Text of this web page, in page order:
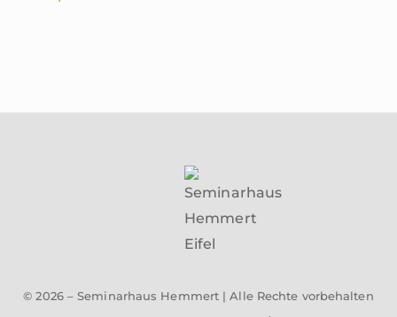
© 2026 – Seminarhaus Hemmert | Alle Rechte vorbehalten